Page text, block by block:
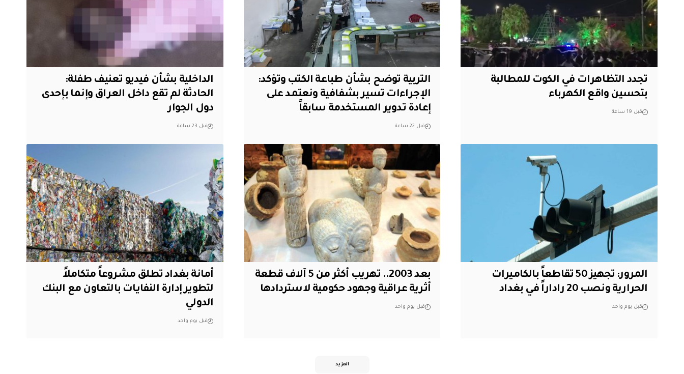
تجدد التظاهرات في الكوت للمطالبة
بتحسين واقع الكهرباء
قبل 19 ساعة
التربية توضح بشأن طباعة الكتب وتؤكد:
الإجراءات تسير بشفافية ونعتمد على
إعادة تدوير المستخدمة سابقاً
قبل 22 ساعة
الداخلية بشأن فيديو تعنيف طفلة:
الحادثة لم تقع داخل العراق وإنما بإحدى
دول الجوار
قبل 23 ساعة
المرور: تجهيز 50 تقاطعاً بالكاميرات
الحرارية ونصب 20 راداراً في بغداد
قبل يوم واحد
بعد 2003.. تهريب أكثر من 5 آلاف قطعة
أثرية عراقية وجهود حكومية لاستردادها
قبل يوم واحد
أمانة بغداد تطلق مشروعاً متكاملاً
لتطوير إدارة النفايات بالتعاون مع البنك
الدولي
قبل يوم واحد
المزيد